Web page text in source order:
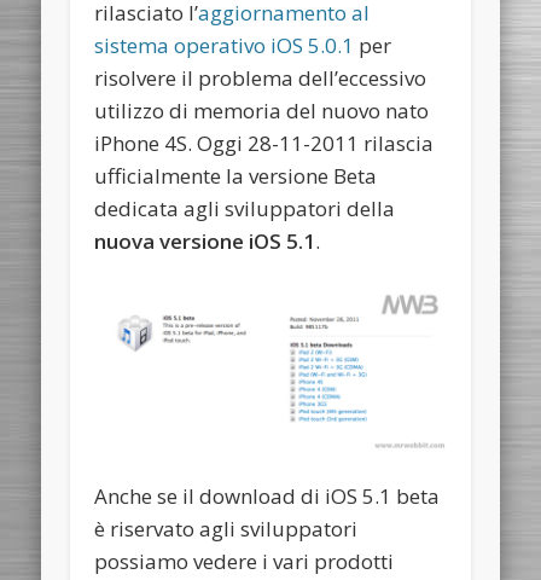
rilasciato l’aggiornamento al
sistema operativo iOS 5.0.1 per
risolvere il problema dell’eccessivo
utilizzo di memoria del nuovo nato
iPhone 4S. Oggi 28-11-2011 rilascia
ufficialmente la versione Beta
dedicata agli sviluppatori della
nuova versione iOS 5.1.
Anche se il download di iOS 5.1 beta
è riservato agli sviluppatori
possiamo vedere i vari prodotti